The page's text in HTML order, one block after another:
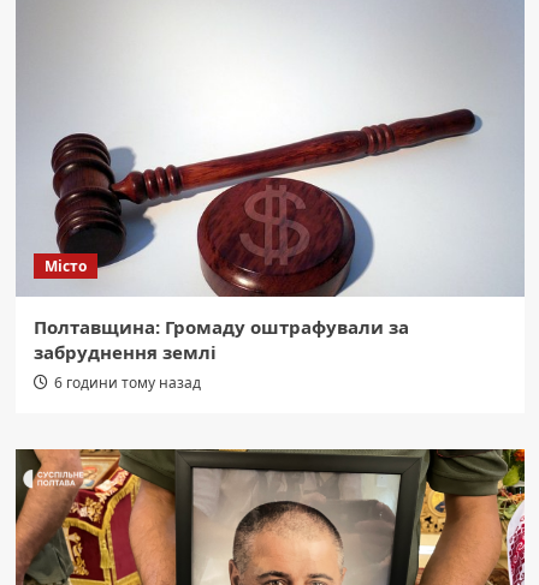
Місто
Полтавщина: Громаду оштрафували за
забруднення землі
6 години тому назад